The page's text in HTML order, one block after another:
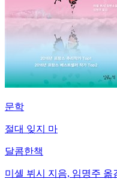
문학
절대 잊지 마
달콤한책
미셸 뷔시 지음, 임명주 옮